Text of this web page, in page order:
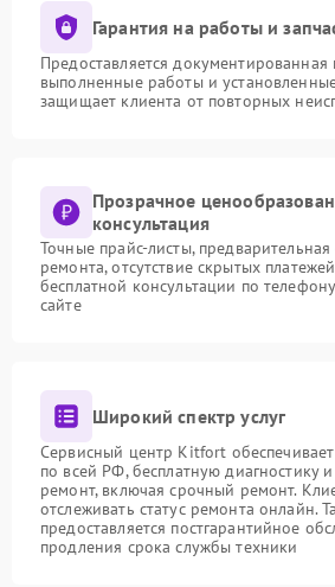
Гарантия на работы и
Предоставляется документированная
выполненные работы и
защищает клиента от повторных
Прозрачное
консультация
Точные прайс-листы,
ремонта, отсутствие скрытых
бесплатной консультации по
сайте
Широкий спектр услуг
Сервисный центр Kitfort обеспечивает
по всей РФ, бесплатную диагностику
ремонт, включая срочный ремонт.
отслеживать статус ремонта онлайн.
предоставляется постгарантийное
продления срока службы техники